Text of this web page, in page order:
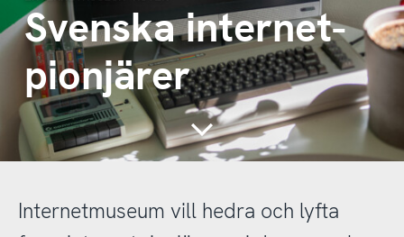
Svenska internet-
pionjärer
Continue
Internetmuseum vill hedra och lyfta